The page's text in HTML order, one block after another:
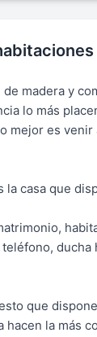
madera y
lo más
mejor es
la casa que
ducha
que
hacen la más